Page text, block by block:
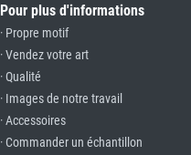
Pour plus d'informations
· Propre motif
· Vendez votre art
· Qualité
· Images de notre travail
· Accessoires
· Commander un échantillon